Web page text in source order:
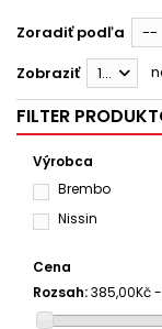
Zoradiť podľa
--
Zobraziť
12
FILTER
Výrobca
Brembo
Nissin
Cena
Rozsah:385,00Kč -